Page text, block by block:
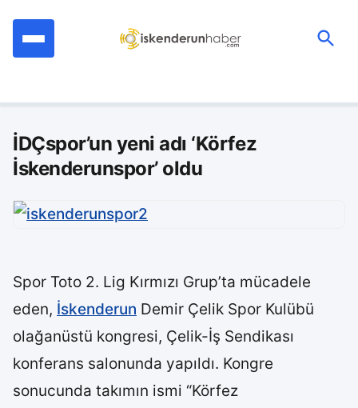
İDÇspor’un yeni adı ‘Körfez
İskenderunspor’ oldu
Spor Toto 2. Lig Kırmızı Grup’ta mücadele
eden, İskenderun Demir Çelik Spor Kulübü
olağanüstü kongresi, Çelik-İş Sendikası
konferans salonunda yapıldı. Kongre
sonucunda takımın ismi “Körfez